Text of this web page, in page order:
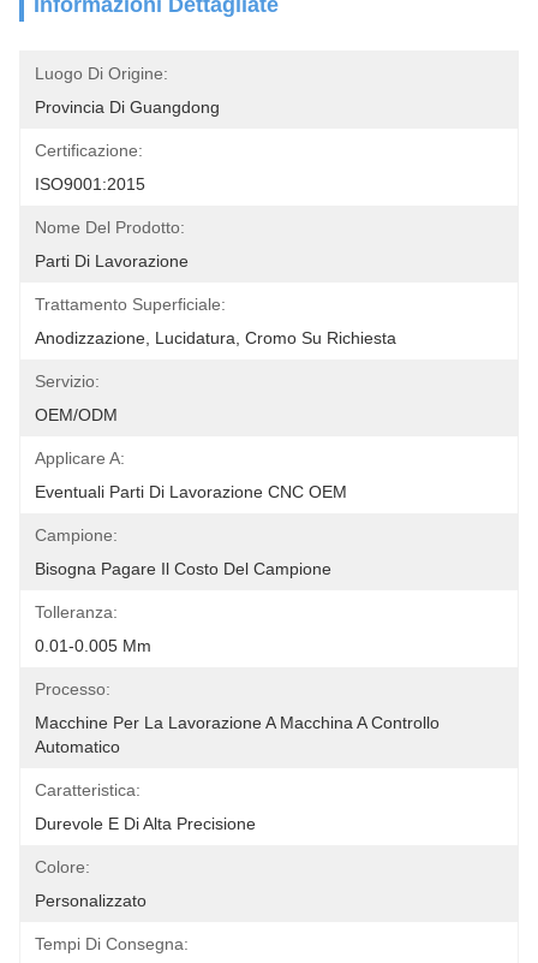
Informazioni Dettagliate
Luogo Di Origine:
Provincia Di Guangdong
Certificazione:
ISO9001:2015
Nome Del Prodotto:
Parti Di Lavorazione
Trattamento Superficiale:
Anodizzazione, Lucidatura, Cromo Su Richiesta
Servizio:
OEM/ODM
Applicare A:
Eventuali Parti Di Lavorazione CNC OEM
Campione:
Bisogna Pagare Il Costo Del Campione
Tolleranza:
0.01-0.005 Mm
Processo:
Macchine Per La Lavorazione A Macchina A Controllo
Automatico
Caratteristica:
Durevole E Di Alta Precisione
Colore:
Personalizzato
Tempi Di Consegna: